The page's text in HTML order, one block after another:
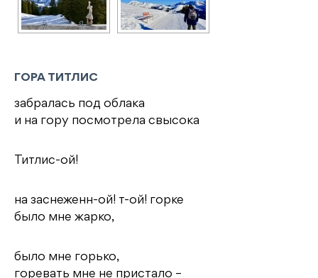
ГОРА ТИТЛИС
забралась под облака
и на гору посмотрела свысока
Титлис-ой!
на заснеженн-ой! т-ой! горке
было мне жарко,
было мне горько,
горевать мне не пристало –